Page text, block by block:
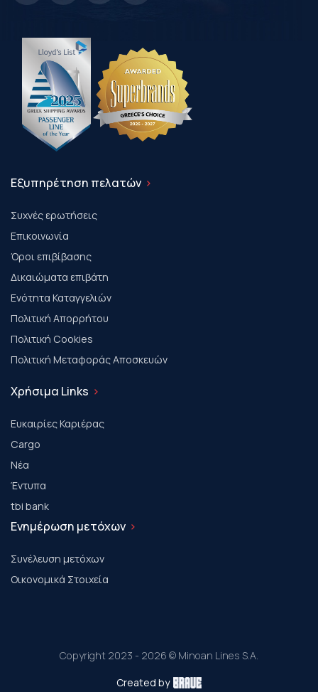
Εξυπηρέτηση πελατών
Συχνές ερωτήσεις
Επικοινωνία
Όροι επιβίβασης
Δικαιώματα επιβάτη
Ενότητα Καταγγελιών
Πολιτική Απορρήτου
Πολιτική Cookies
Πολιτική Μεταφοράς Αποσκευών
Χρήσιμα Links
Ευκαιρίες Καριέρας
Cargo
Νέα
Έντυπα
tbi bank
Ενημέρωση μετόχων
Συνέλευση μετόχων
Οικονομικά Στοιχεία
Copyright 2023 - 2026 © Minoan Lines S.A.
Created by